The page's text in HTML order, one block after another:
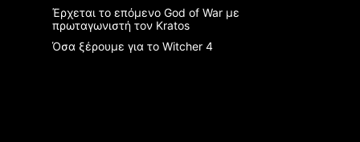
Έρχεται το επόμενο God of War με
πρωταγωνιστή τον Kratos
Όσα ξέρουμε για το Witcher 4